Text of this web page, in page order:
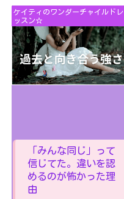
ケイティのワンダーチャイルドレ
ッスン☆
「みんな同じ」って
信じてた。違いを認
めるのが怖かった理
由